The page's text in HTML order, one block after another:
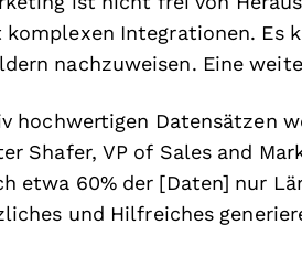
Integrationen. Es
nachzuweisen. Eine
hochwertigen Datensätzen
Shafer, VP of Sales and
etwa 60% der [Daten] nur
und Hilfreiches